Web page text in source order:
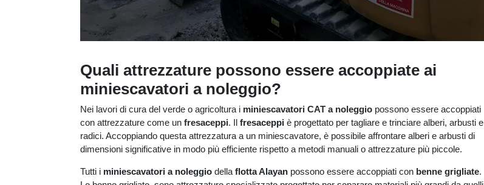
Quali attrezzature possono essere accoppiate ai
miniescavatori a noleggio?
Nei lavori di cura del verde o agricoltura i miniescavatori CAT a noleggio possono essere accoppiati
con attrezzature come un fresaceppi. Il fresaceppi è progettato per tagliare e trinciare alberi, arbusti e
radici. Accoppiando questa attrezzatura a un miniescavatore, è possibile affrontare alberi e arbusti di
dimensioni significative in modo più efficiente rispetto a metodi manuali o attrezzature più piccole.
Tutti i miniescavatori a noleggio della flotta Alayan possono essere accoppiati con benne grigliate.